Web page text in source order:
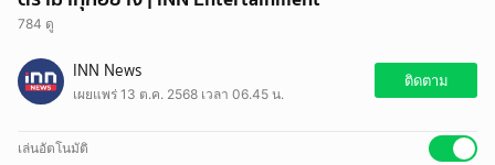
784 ดู
เอาแล้ว! “เจนนี่ รัชนก” เตรียมไปโหนกระแส เผยเห็นดราม่าทุกอย่าง
ขอโทษบางแบรนด์ ต่อไปจะปรับปรุงให้ดีขึ้น
แล้ว! “เจนนี่ รัชนก” เตรียมไปโหนกระแส เผยเห็นดราม่าทุกอย่าง ขอโทษ
นก” หรือ “เจนนี่ ได้หมดถ้าสดชื่น” หลังจากฝ่าฟันท่ามกลางดราม่ามากมาย
INN News
เผยแพร่ 13 ต.ค. 2568 เวลา 06.45 น.
ติดตาม
เล่นอัตโนมัติ